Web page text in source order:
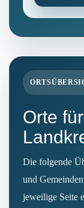
Orte
Die folgende
und
jeweilige Seite